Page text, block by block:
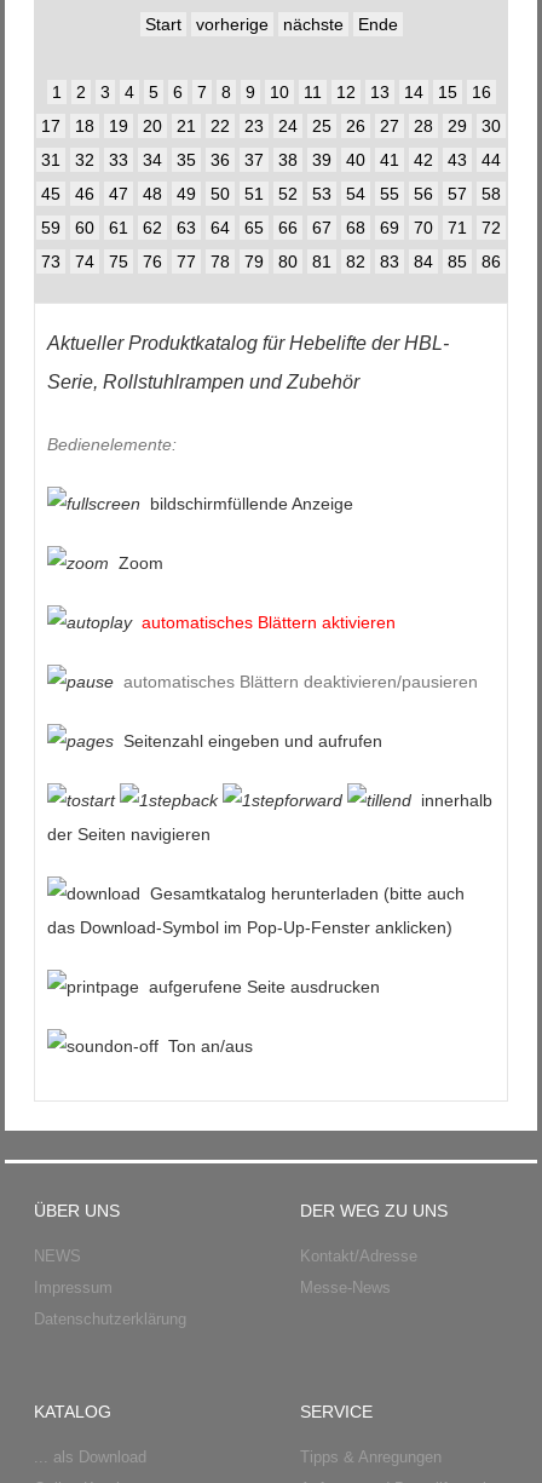
Start vorherige nächste Ende
1 2 3 4 5 6 7 8 9 10 11 12 13 14 15
16
17
18 19 20 21 22 23 24 25 26 27 28 29
30
31
32 33 34 35 36 37 38 39 40 41 42 43
44
45
46 47 48 49 50 51 52 53 54 55 56 57
58
59
60 61 62 63 64 65 66 67 68 69 70 71
72
73
74 75 76 77 78 79 80 81 82 83 84 85 86
Aktueller Produktkatalog für Hebelifte der HBL-
Serie, Rollstuhlrampen und Zubehör
Bedienelemente:
bildschirmfüllende Anzeige
Zoom
automatisches Blättern aktivieren
automatisches Blättern deaktivieren/pausieren
Seitenzahl eingeben und aufrufen
innerhalb
der Seiten navigieren
Gesamtkatalog herunterladen (bitte auch
das Download-Symbol im Pop-Up-Fenster anklicken)
aufgerufene Seite ausdrucken
Ton an/aus
ÜBER UNS
NEWS
Impressum
Datenschutzerklärung
DER WEG ZU UNS
Kontakt/Adresse
Messe-News
KATALOG
... als Download
SERVICE
Tipps & Anregungen